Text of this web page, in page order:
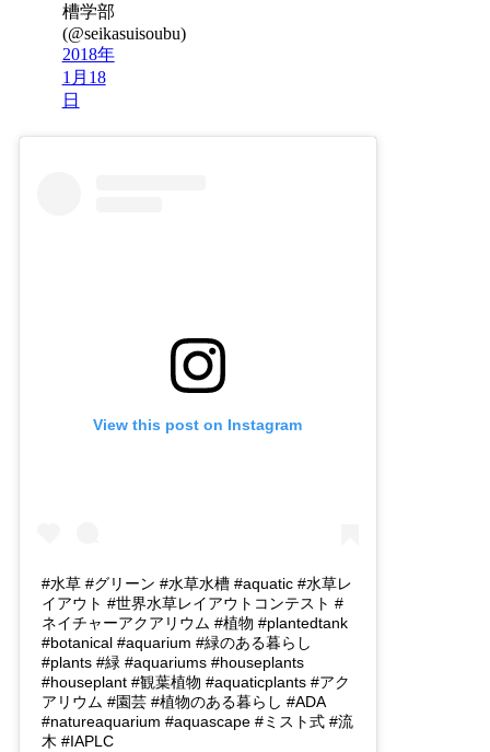
槽学部
(@seikasuisoubu)
2018年
1月18
日
View this post on Instagram
#水草 #グリーン #水草水槽 #aquatic #水草レ
イアウト #世界水草レイアウトコンテスト #
ネイチャーアクアリウム #植物 #plantedtank
#botanical #aquarium #緑のある暮らし
#plants #緑 #aquariums #houseplants
#houseplant #観葉植物 #aquaticplants #アク
アリウム #園芸 #植物のある暮らし #ADA
#natureaquarium #aquascape #ミスト式 #流
木 #IAPLC